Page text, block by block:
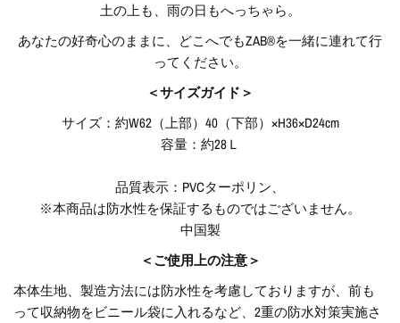
土の上も、雨の日もへっちゃら。
あなたの好奇心のままに、どこへでもZAB®︎を一緒に連れて行
ってください。
＜サイズガイド＞
サイズ：約W62（上部）40（下部）×H36×D24cm
容量：約28Ｌ
品質表示：PVCターポリン、
※本商品は防水性を保証するものではございません。
中国製
＜ご使用上の注意＞
本体生地、製造方法には防水性を考慮しておりますが、前も
って収納物をビニール袋に入れるなど、2重の防水対策実施さ